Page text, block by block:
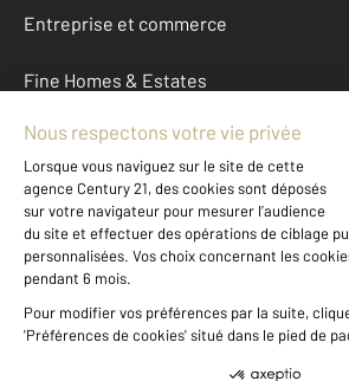
Entreprise et commerce
Fine Homes & Estates
À propos
International
Nous contacter